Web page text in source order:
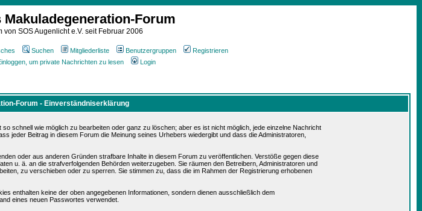
Makuladegeneration-Forum
von SOS Augenlicht e.V. seit Februar 2006
Suchen Mitgliederliste Benutzergruppen
Registrieren
um private Nachrichten zu lesen Login
Forum - Einverständniserklärung
schnell wie möglich zu bearbeiten oder ganz zu löschen; aber es ist nicht möglich, jede einzelne Nachricht
jeder Beitrag in diesem Forum die Meinung seines Urhebers wiedergibt und dass die Administratoren,
oder aus anderen Gründen strafbare Inhalte in diesem Forum zu veröffentlichen. Verstöße gegen diese
u. ä. an die strafverfolgenden Behörden weiterzugeben. Sie räumen den Betreibern, Administratoren und
zu verschieben oder zu sperren. Sie stimmen zu, dass die im Rahmen der Registrierung erhobenen
enthalten keine der oben angegebenen Informationen, sondern dienen ausschließlich dem
eines neuen Passwortes verwendet.